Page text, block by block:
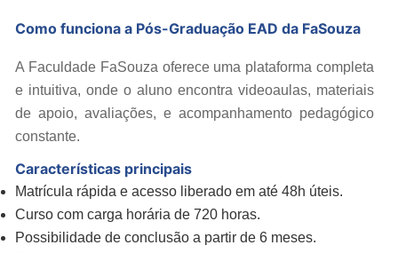
Como funciona a Pós-Graduação EAD da FaSouza
A Faculdade FaSouza oferece uma plataforma completa
e intuitiva, onde o aluno encontra videoaulas, materiais
de apoio, avaliações, e acompanhamento pedagógico
constante.
Características principais
Matrícula rápida e acesso liberado em até 48h úteis.
Curso com carga horária de 720 horas.
Possibilidade de conclusão a partir de 6 meses.